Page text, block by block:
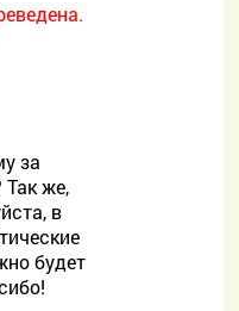
за
Так же,
в
будет